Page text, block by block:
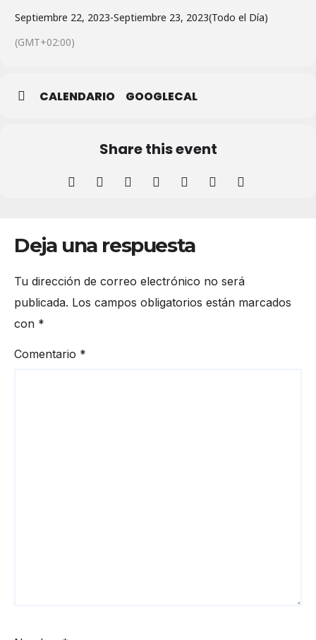
Septiembre 22, 2023-Septiembre 23, 2023(Todo el Día)
(GMT+02:00)
CALENDARIO GOOGLECAL
Share this event
Deja una respuesta
Tu dirección de correo electrónico no será
publicada. Los campos obligatorios están marcados
con *
Comentario *